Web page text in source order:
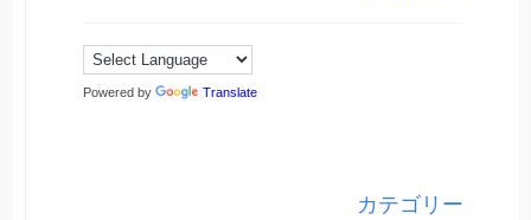
Powered by Translate
カテゴリー